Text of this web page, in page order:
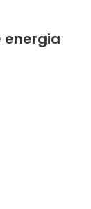
energia